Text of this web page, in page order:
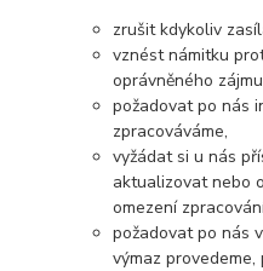
zrušit kdykoliv
vznést námitku
oprávněného
požadovat po nás
zpracováváme,
vyžádat si u nás
aktualizovat nebo
omezení
požadovat po nás
výmaz